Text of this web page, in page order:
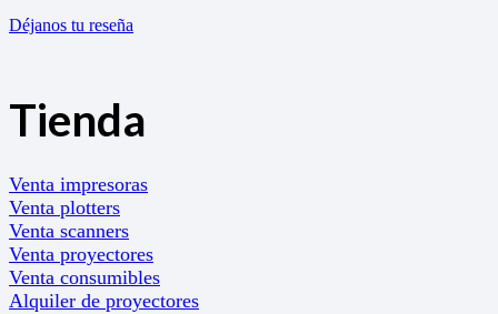
Déjanos tu reseña
Tienda
Venta impresoras
Venta plotters
Venta scanners
Venta proyectores
Venta consumibles
Alquiler de proyectores